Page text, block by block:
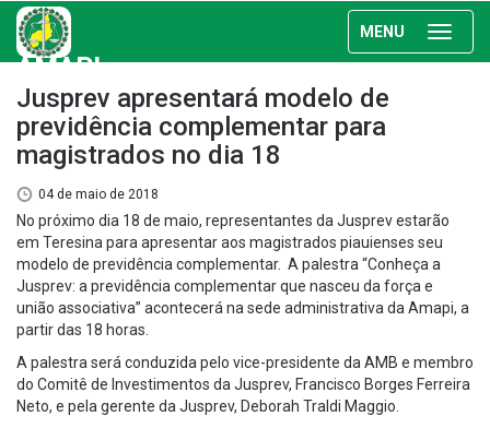
MENU
AMAPI
Jusprev apresentará modelo de
previdência complementar para
magistrados no dia 18
04 de maio de 2018
No próximo dia 18 de maio, representantes da Jusprev estarão
em Teresina para apresentar aos magistrados piauienses seu
modelo de previdência complementar. A palestra “Conheça a
Jusprev: a previdência complementar que nasceu da força e
união associativa” acontecerá na sede administrativa da Amapi, a
partir das 18 horas.
A palestra será conduzida pelo vice-presidente da AMB e membro
do Comitê de Investimentos da Jusprev, Francisco Borges Ferreira
Neto, e pela gerente da Jusprev, Deborah Traldi Maggio.